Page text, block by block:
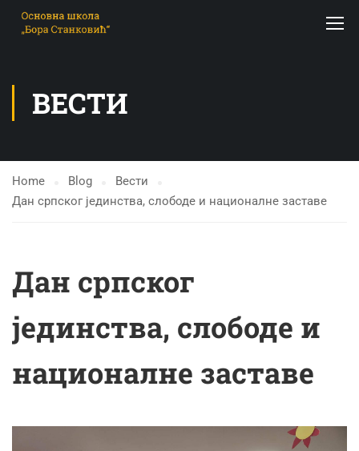
ВЕСТИ
Home Blog
Вести
Дан српског јединства, слободе и националне заставе
Дан српског
јединства, слободе и
националне заставе